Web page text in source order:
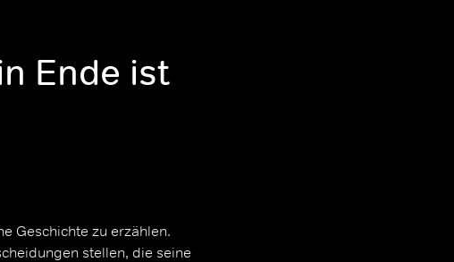
Ende ist
Geschichte zu erzählen.
stellen, die seine